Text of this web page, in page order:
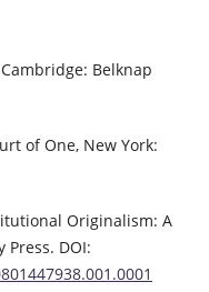
Belknap
of One, New York:
Originalism: A
Press. DOI: